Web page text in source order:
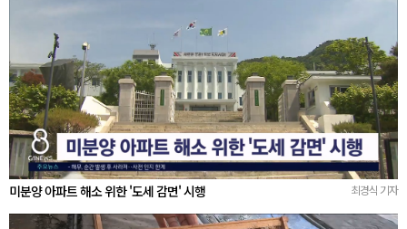
미분양 아파트 해소 위한 '도세 감면' 시행 최경식 기자